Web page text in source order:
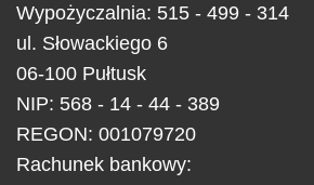
Wypożyczalnia: 515 - 499 - 314
ul. Słowackiego 6
06-100 Pułtusk
NIP: 568 - 14 - 44 - 389
REGON: 001079720
Rachunek bankowy: